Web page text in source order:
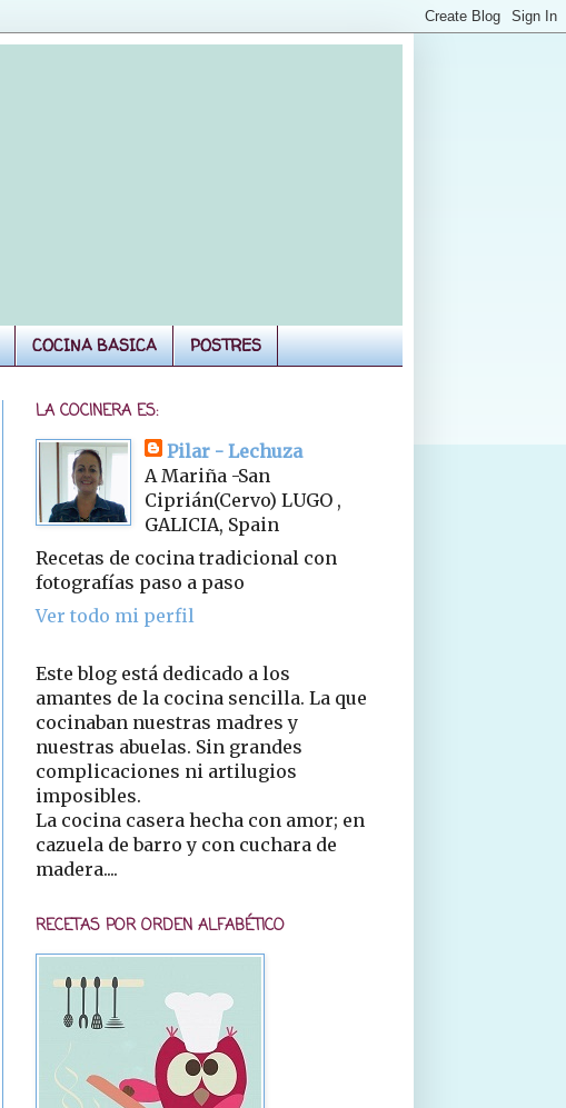
COCINA BASICA POSTRES
LA COCINERA ES:
Pilar - Lechuza
A Mariña -San
Ciprián(Cervo) LUGO ,
GALICIA, Spain
Recetas de cocina tradicional con
fotografías paso a paso
Ver todo mi perfil
Este blog está dedicado a los
amantes de la cocina sencilla. La que
cocinaban nuestras madres y
nuestras abuelas. Sin grandes
complicaciones ni artilugios
imposibles.
La cocina casera hecha con amor; en
cazuela de barro y con cuchara de
madera....
RECETAS POR ORDEN ALFABÉTICO